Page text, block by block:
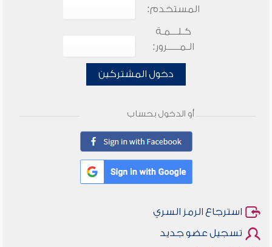
المستخدم:
كـلـــمـة
الـمـــــرور:
دخول المشتركين
أو الدخول بحساب
استرجاع الرمز السري
تسجيل عضو جديد